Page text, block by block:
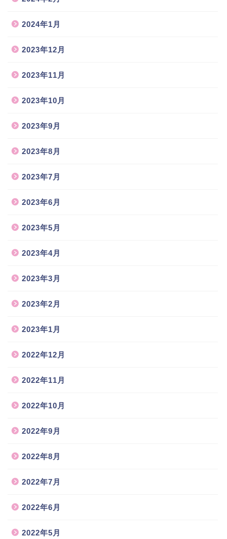
2024年1月
2023年12月
2023年11月
2023年10月
2023年9月
2023年8月
2023年7月
2023年6月
2023年5月
2023年4月
2023年3月
2023年2月
2023年1月
2022年12月
2022年11月
2022年10月
2022年9月
2022年8月
2022年7月
2022年6月
2022年5月